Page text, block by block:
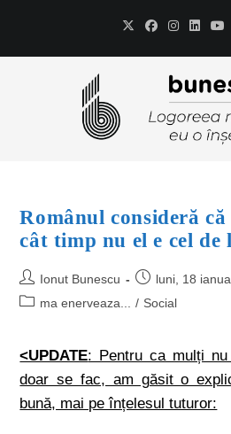
Românul consideră
cât timp nu el e cel de
Ionut Bunescu
luni, 18
ma enerveaza...
/ Social
<UPDATE: Pentru ca mulți
doar se fac, am găsit o
bună, mai pe înțelesul tuturor: